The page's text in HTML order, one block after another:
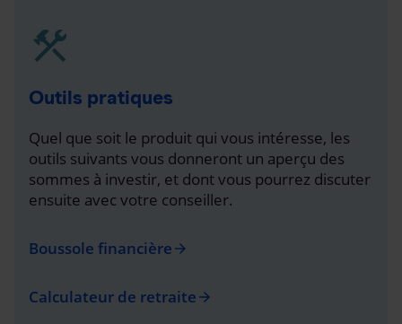
Outils pratiques
Quel que soit le produit qui vous intéresse, les
outils suivants vous donneront un aperçu des
sommes à investir, et dont vous pourrez discuter
ensuite avec votre conseiller.
Boussole financière arrow_forward
Calculateur de retraite arrow_forward